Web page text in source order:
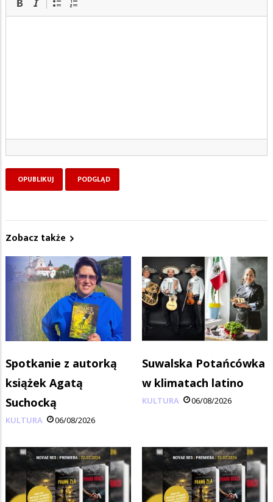
Zobacz także
Spotkanie z autorką
książek Agatą
Suchocką
KULTURA 06/08/2026
Suwalska Potańcówka
w klimatach latino
KULTURA 06/08/2026